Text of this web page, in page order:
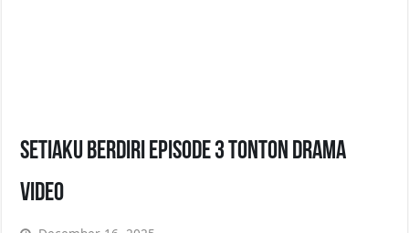
Setiaku Berdiri Episode 3 Tonton Drama
Video